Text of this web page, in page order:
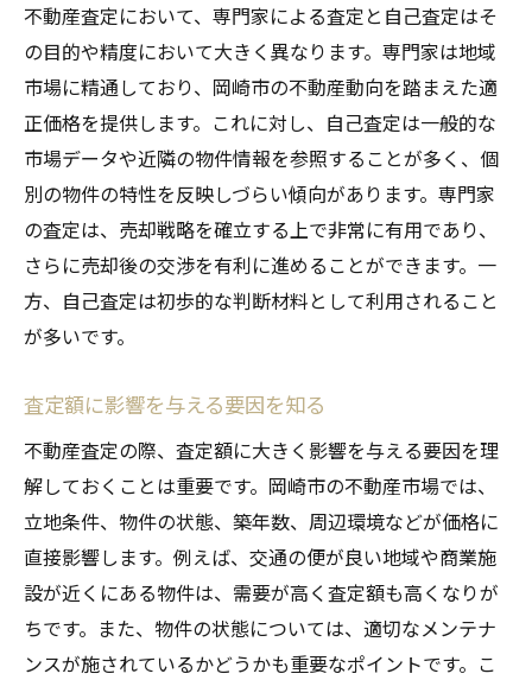
不動産査定において、専門家による査定と自己査定はそ
の目的や精度において大きく異なります。専門家は地域
市場に精通しており、岡崎市の不動産動向を踏まえた適
正価格を提供します。これに対し、自己査定は一般的な
市場データや近隣の物件情報を参照することが多く、個
別の物件の特性を反映しづらい傾向があります。専門家
の査定は、売却戦略を確立する上で非常に有用であり、
さらに売却後の交渉を有利に進めることができます。一
方、自己査定は初歩的な判断材料として利用されること
が多いです。
査定額に影響を与える要因を知る
不動産査定の際、査定額に大きく影響を与える要因を理
解しておくことは重要です。岡崎市の不動産市場では、
立地条件、物件の状態、築年数、周辺環境などが価格に
直接影響します。例えば、交通の便が良い地域や商業施
設が近くにある物件は、需要が高く査定額も高くなりが
ちです。また、物件の状態については、適切なメンテナ
ンスが施されているかどうかも重要なポイントです。こ